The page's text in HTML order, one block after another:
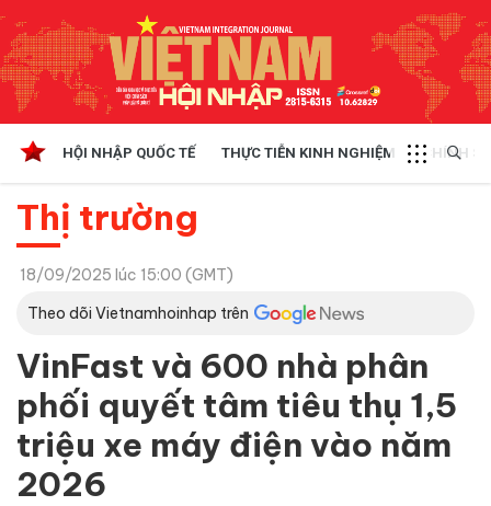
HỘI NHẬP QUỐC TẾ THỰC TIỄN KINH NGHIỆM CHÍNH
Thị trường
18/09/2025 lúc 15:00 (GMT)
Theo dõi Vietnamhoinhap trên
VinFast và 600 nhà phân
phối quyết tâm tiêu thụ 1,5
triệu xe máy điện vào năm
2026